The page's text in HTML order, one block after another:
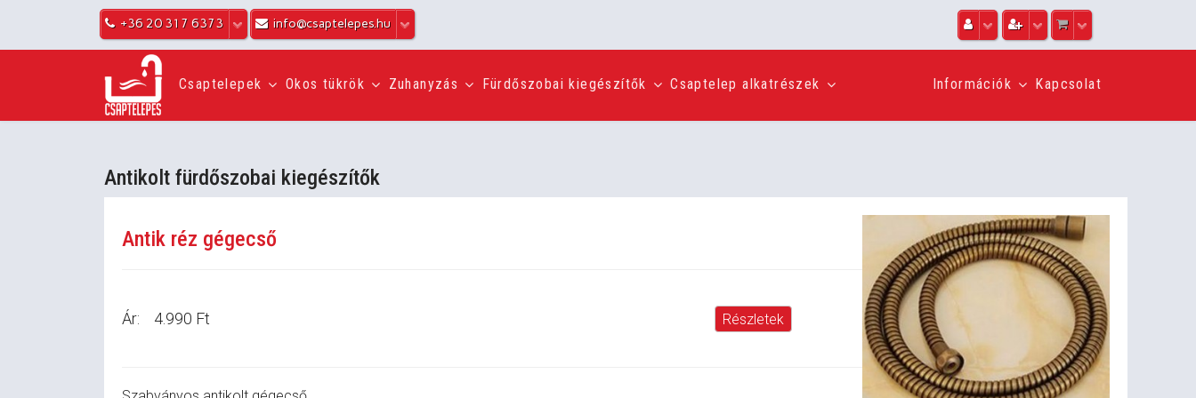
+36 20 317 6373 info@csaptelepes.hu
Csaptelepek Okos tükrök Zuhanyzás Fürdőszobai kiegészítők Csaptelep alkatrészek Információk Kapcsolat
Antikolt fürdőszobai kiegészítők
Antik réz gégecső
Ár: 4.990 Ft Részletek